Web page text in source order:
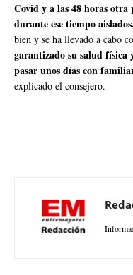
Covid y a las 48 horas otra
durante ese tiempo aislados.
bien y se ha llevado a cabo
garantizado su salud
pasar unos días con
explicado el consejero.